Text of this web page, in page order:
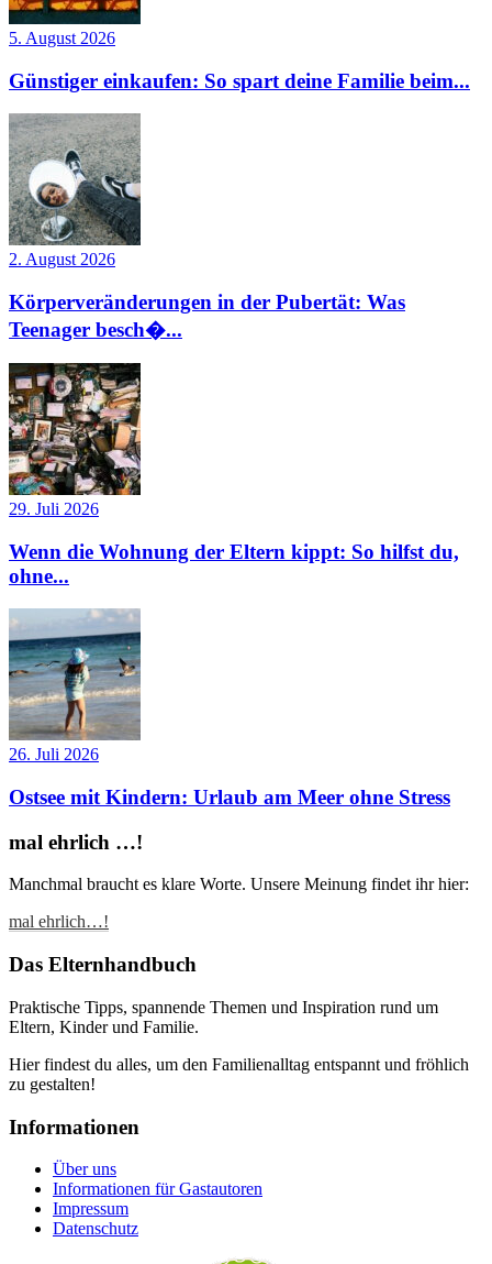
5. August 2026
Günstiger einkaufen: So spart deine Familie beim...
2. August 2026
Körperveränderungen in der Pubertät: Was
Teenager besch�...
29. Juli 2026
Wenn die Wohnung der Eltern kippt: So hilfst du,
ohne...
26. Juli 2026
Ostsee mit Kindern: Urlaub am Meer ohne Stress
mal ehrlich …!
Manchmal braucht es klare Worte. Unsere Meinung findet ihr hier:
mal ehrlich…!
Das Elternhandbuch
Praktische Tipps, spannende Themen und Inspiration rund um
Eltern, Kinder und Familie.
Hier findest du alles, um den Familienalltag entspannt und fröhlich
zu gestalten!
Informationen
Über uns
Informationen für Gastautoren
Impressum
Datenschutz